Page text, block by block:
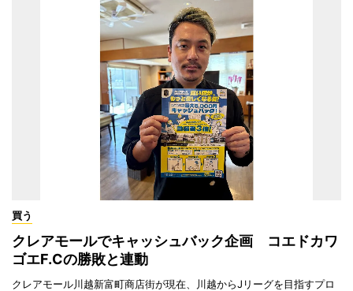
買う
クレアモールでキャッシュバック企画 コエドカワ
ゴエF.Cの勝敗と連動
クレアモール川越新富町商店街が現在、川越からJリーグを目指すプロ